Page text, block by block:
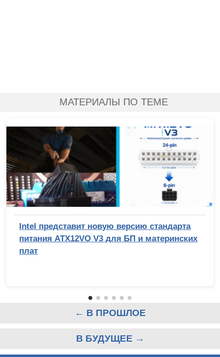
МАТЕРИАЛЫ ПО ТЕМЕ
Intel представит новую версию стандарта
питания ATX12VO V3 для БП и материнских
плат
← В ПРОШЛОЕ
В БУДУЩЕЕ →